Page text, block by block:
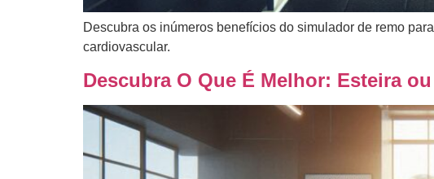
Descubra os inúmeros benefícios do simulador de remo
cardiovascular.
Descubra O Que É Melhor: Esteira